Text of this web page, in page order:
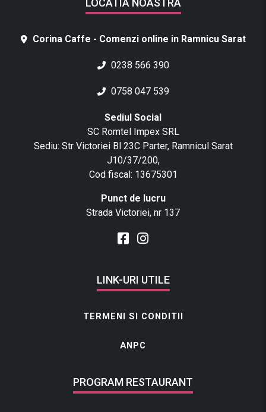
LOCATIA NOASTRA
Corina Caffe - Comenzi online in Ramnicu Sarat
0238 566 390
0758 047 539
Sediul Social
SC Romtel Impex SRL
Sediu: Str Victoriei Bl 23C Parter, Ramnicul Sarat
J10/37/200,
Cod fiscal: 13675301
Punct de lucru
Strada Victoriei, nr 137
LINK-URI UTILE
TERMENI SI CONDITII
ANPC
PROGRAM RESTAURANT